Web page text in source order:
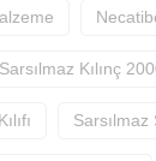
Sarsılmaz Kılınç
Sarsılmaz